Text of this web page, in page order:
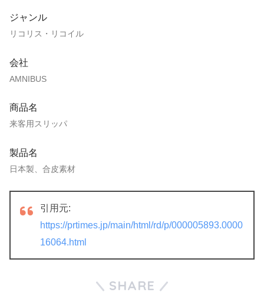
ジャンル
リコリス・リコイル
会社
AMNIBUS
商品名
来客用スリッパ
製品名
日本製、合皮素材
引用元:
https://prtimes.jp/main/html/rd/p/000005893.0000
16064.html
SHARE